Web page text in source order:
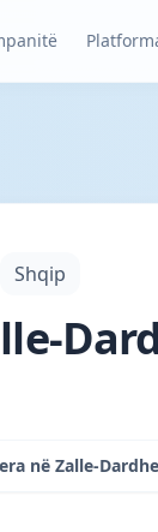
Shqip
në Zalle-Dardhe